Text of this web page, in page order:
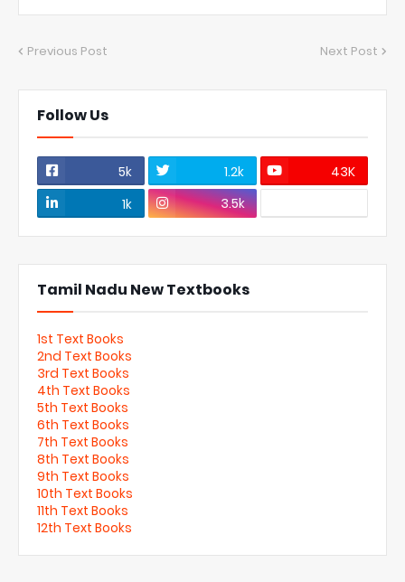
Previous Post Next Post
Follow Us
5k 1.2k
43K
1k
3.5k
Tamil Nadu New Textbooks
1st Text Books
2nd Text Books
3rd Text Books
4th Text Books
5th Text Books
6th Text Books
7th Text Books
8th Text Books
9th Text Books
10th Text Books
11th Text Books
12th Text Books